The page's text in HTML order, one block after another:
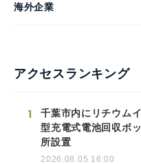
海外企業
アクセスランキング
1
千葉市内にリチウム
型充電式電池回収ボ
所設置
2026.08.05 16:00